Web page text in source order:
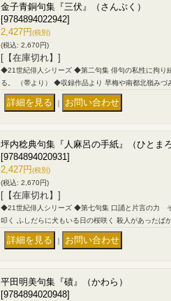
金子青銅句集『三伏』（さんぷく）
[9784894022942]
2,427円(税別)
(税込: 2,670円)
[【在庫切れ】]
◆21世紀俳人シリーズ ◆第二句集 俳句の私性に拘り
る。 （帯より） ◆収録作品より 早梅や南都北嶺みづ
｜
坪内稔典句集『人麻呂の手紙』（ひとま
[9784894020931]
2,427円(税別)
(税込: 2,670円)
[【在庫切れ】]
◆21世紀俳人シリーズ ◆第七句集 口誦と片言の力
叩く ふしだらに犬もいる日の桜咲く 殺人があったぱ
｜
平田明美句集『磧』（かわら）
[9784894020948]